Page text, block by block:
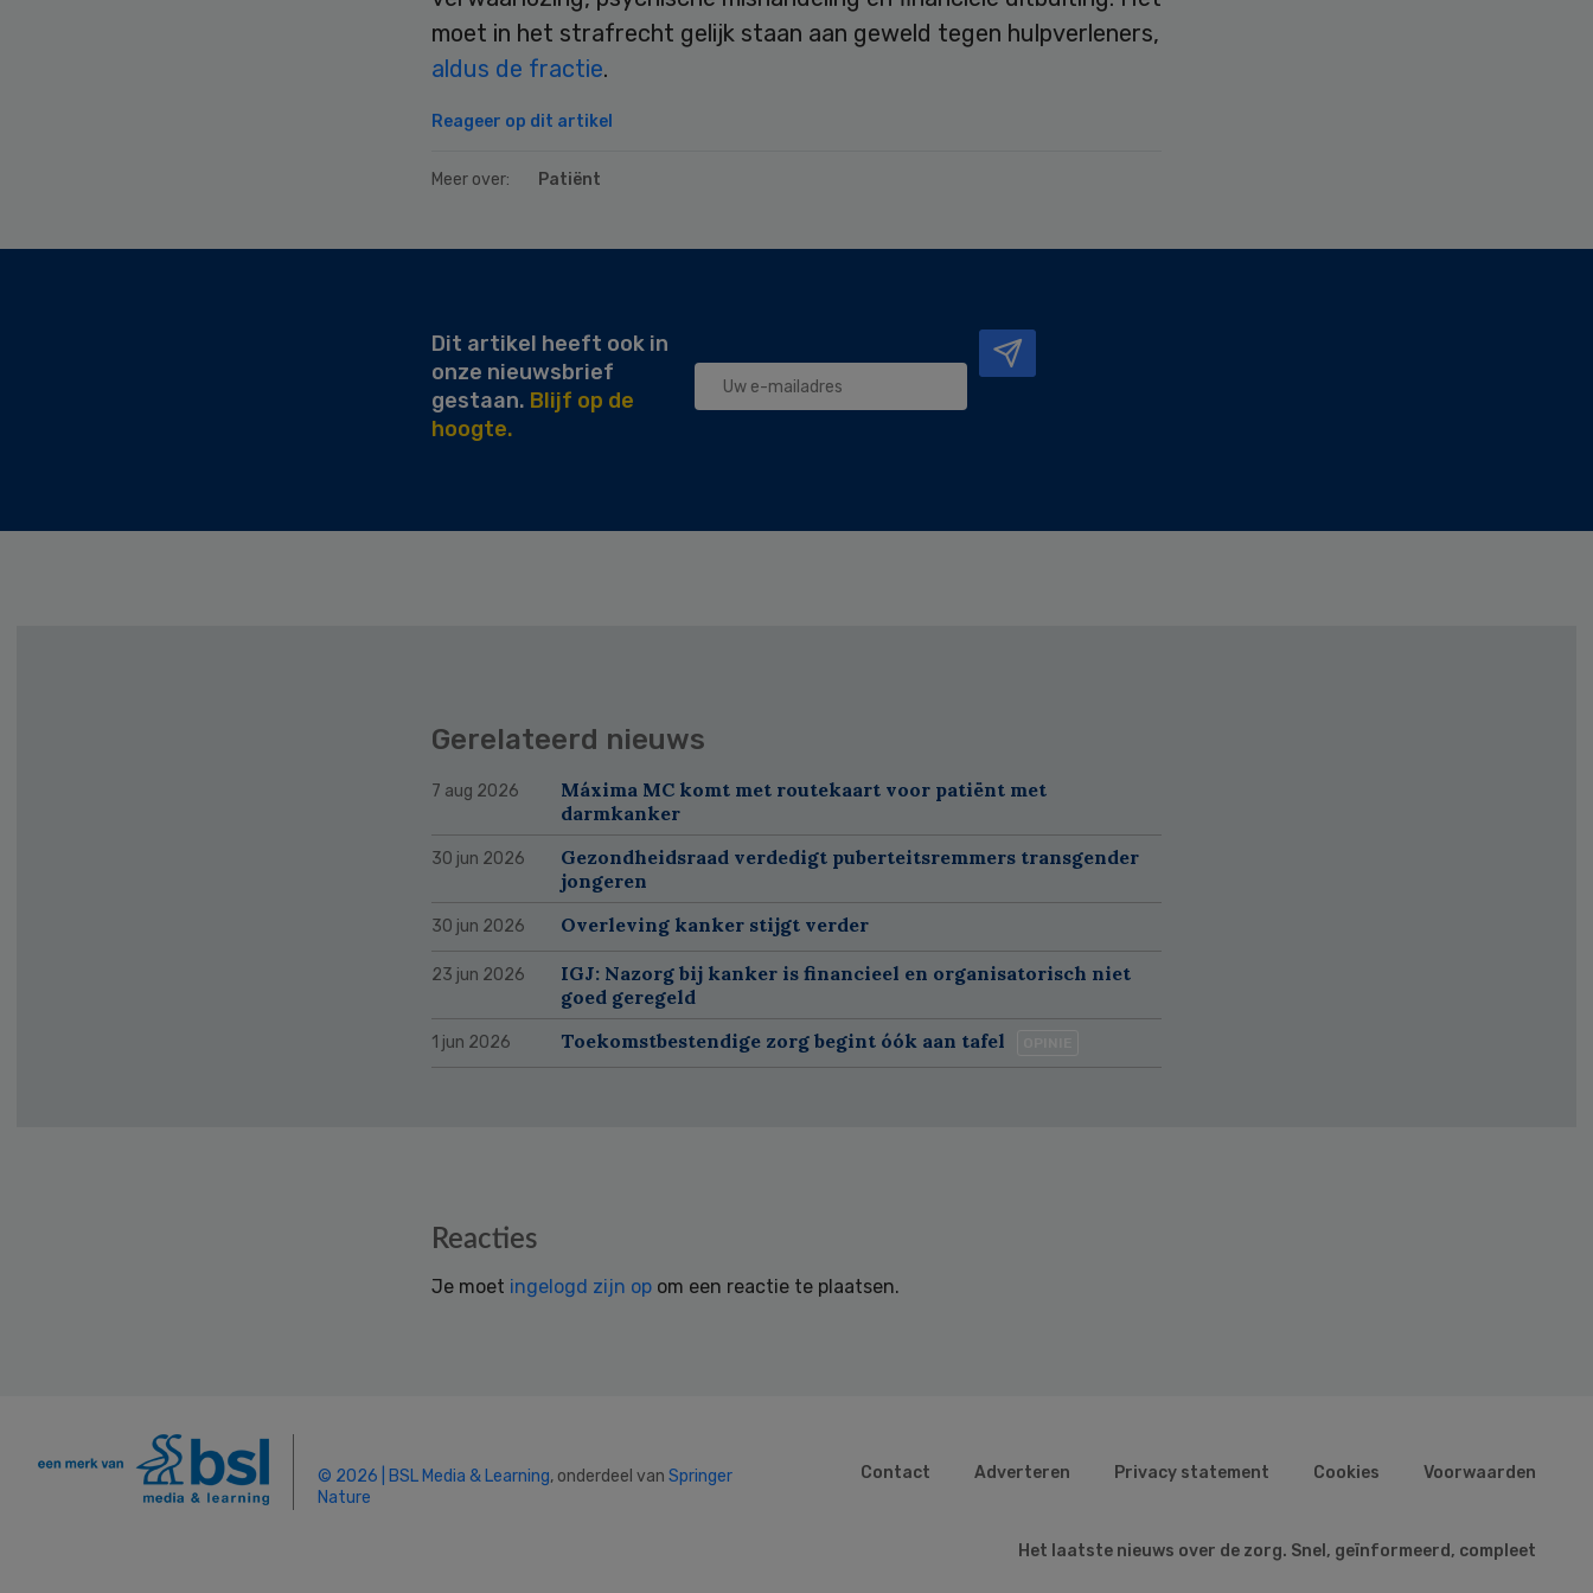
moet in het strafrecht gelijk staan aan geweld tegen hulpverleners,
aldus de fractie.
Reageer op dit artikel
Meer over: Patiënt
Dit artikel heeft ook in
onze nieuwsbrief
gestaan. Blijf op de
hoogte.
Gerelateerd nieuws
7 aug 2026
Máxima MC komt met routekaart voor patiënt met
darmkanker
30 jun 2026
Gezondheidsraad verdedigt puberteitsremmers transgender
jongeren
30 jun 2026 Overleving kanker stijgt verder
23 jun 2026
IGJ: Nazorg bij kanker is financieel en organisatorisch niet
goed geregeld
1 jun 2026 Toekomstbestendige zorg begint óók aan tafel
Reacties
Je moet ingelogd zijn op om een reactie te plaatsen.
© 2026 | BSL Media & Learning, onderdeel van Springer
Nature
Contact Adverteren Privacy statement Cookies Voorwaarden
Het laatste nieuws over de zorg. Snel, geïnformeerd, compleet